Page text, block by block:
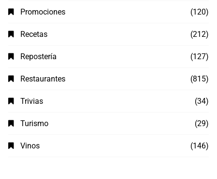
Promociones (120)
Recetas (212)
Repostería (127)
Restaurantes (815)
Trivias (34)
Turismo (29)
Vinos (146)